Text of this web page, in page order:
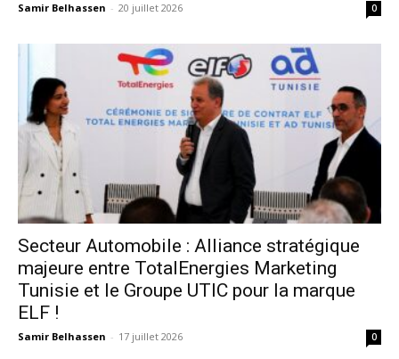
Samir Belhassen - 20 juillet 2026 0
Secteur Automobile : Alliance stratégique
majeure entre TotalEnergies Marketing
Tunisie et le Groupe UTIC pour la marque
ELF !
Samir Belhassen - 17 juillet 2026 0